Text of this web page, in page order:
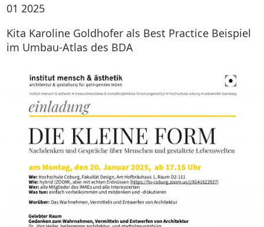
01 2025
Kita Karoline Goldhofer als Best Practice Beispiel
im Umbau-Atlas des BDA